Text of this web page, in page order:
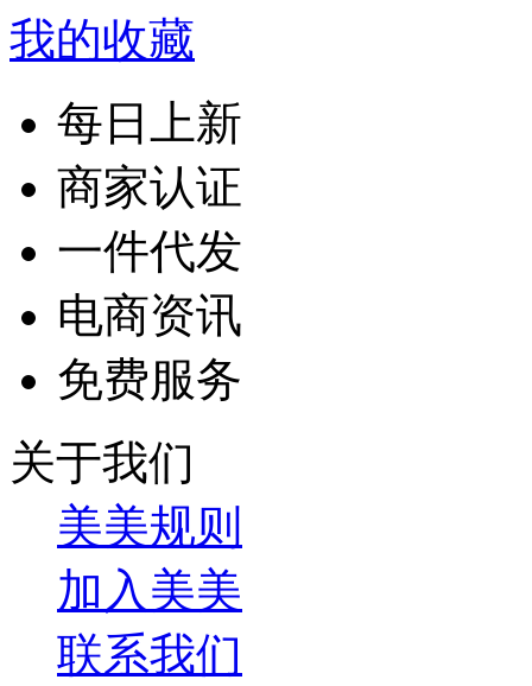
我的收藏
每日上新
商家认证
一件代发
电商资讯
免费服务
关于我们
美美规则
加入美美
联系我们